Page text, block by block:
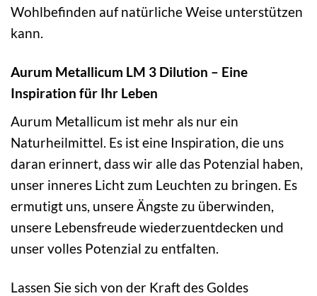
Wohlbefinden auf natürliche Weise unterstützen
kann.
Aurum Metallicum LM 3 Dilution – Eine
Inspiration für Ihr Leben
Aurum Metallicum ist mehr als nur ein
Naturheilmittel. Es ist eine Inspiration, die uns
daran erinnert, dass wir alle das Potenzial haben,
unser inneres Licht zum Leuchten zu bringen. Es
ermutigt uns, unsere Ängste zu überwinden,
unsere Lebensfreude wiederzuentdecken und
unser volles Potenzial zu entfalten.
Lassen Sie sich von der Kraft des Goldes